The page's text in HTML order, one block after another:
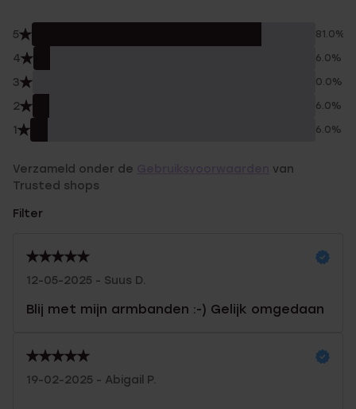
5 81.0%
4 6.0%
3 0.0%
2 6.0%
1 6.0%
Verzameld onder de
van
Trusted shops
Filter
12-05-2025 - Suus D.
Blij met mijn armbanden :-) Gelijk omgedaan
19-02-2025 - Abigail P.